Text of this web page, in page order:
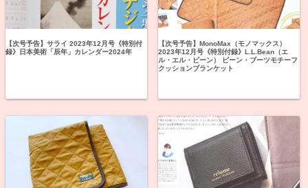
【次号予告】サライ 2023年12月号《特別付
録》日本美術「辰年」カレンダー2024年
【次号予告】MonoMax（モノマックス）
2023年12月号《特別付録》L.L.Bean（エ
ル・エル・ビーン） ビーン・ブーツモチーフ
クッションブランケット